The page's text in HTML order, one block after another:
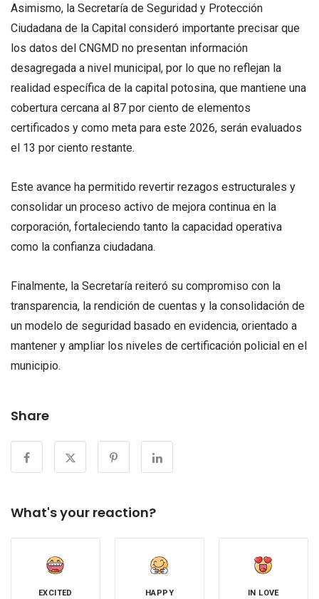
Asimismo, la Secretaría de Seguridad y Protección
Ciudadana de la Capital consideró importante precisar que
los datos del CNGMD no presentan información
desagregada a nivel municipal, por lo que no reflejan la
realidad específica de la capital potosina, que mantiene una
cobertura cercana al 87 por ciento de elementos
certificados y como meta para este 2026, serán evaluados
el 13 por ciento restante.
Este avance ha permitido revertir rezagos estructurales y
consolidar un proceso activo de mejora continua en la
corporación, fortaleciendo tanto la capacidad operativa
como la confianza ciudadana.
Finalmente, la Secretaría reiteró su compromiso con la
transparencia, la rendición de cuentas y la consolidación de
un modelo de seguridad basado en evidencia, orientado a
mantener y ampliar los niveles de certificación policial en el
municipio.
Share
What's your reaction?
EXCITED HAPPY IN LOVE